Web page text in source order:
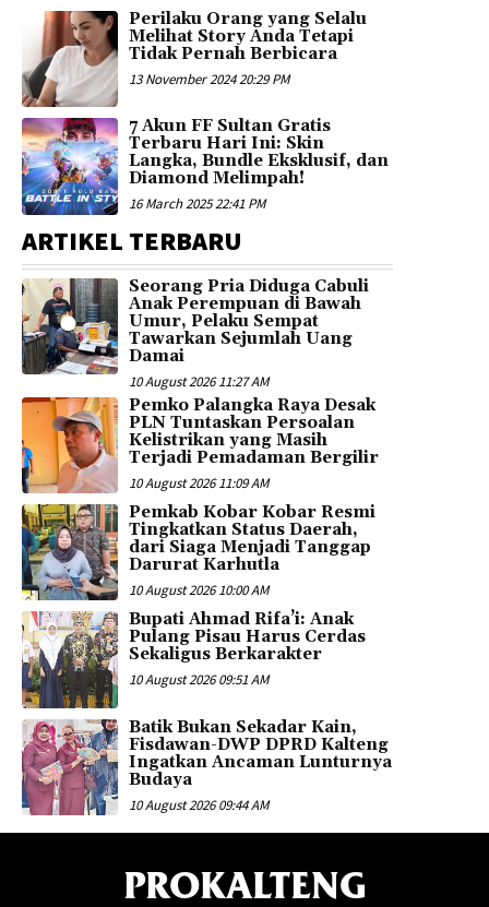
Perilaku Orang yang Selalu
Melihat Story Anda Tetapi
Tidak Pernah Berbicara
13 November 2024 20:29 PM
7 Akun FF Sultan Gratis
Terbaru Hari Ini: Skin
Langka, Bundle Eksklusif, dan
Diamond Melimpah!
16 March 2025 22:41 PM
ARTIKEL TERBARU
Seorang Pria Diduga Cabuli
Anak Perempuan di Bawah
Umur, Pelaku Sempat
Tawarkan Sejumlah Uang
Damai
10 August 2026 11:27 AM
Pemko Palangka Raya Desak
PLN Tuntaskan Persoalan
Kelistrikan yang Masih
Terjadi Pemadaman Bergilir
10 August 2026 11:09 AM
Pemkab Kobar Kobar Resmi
Tingkatkan Status Daerah,
dari Siaga Menjadi Tanggap
Darurat Karhutla
10 August 2026 10:00 AM
Bupati Ahmad Rifa’i: Anak
Pulang Pisau Harus Cerdas
Sekaligus Berkarakter
10 August 2026 09:51 AM
Batik Bukan Sekadar Kain,
Fisdawan-DWP DPRD Kalteng
Ingatkan Ancaman Lunturnya
Budaya
10 August 2026 09:44 AM
PROKALTENG